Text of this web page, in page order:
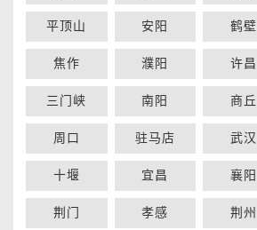
平顶山 安阳 鹤壁
焦作 濮阳 许昌
三门峡 南阳 商丘
周口 驻马店 武汉
十堰 宜昌 襄阳
荆门 孝感 荆州